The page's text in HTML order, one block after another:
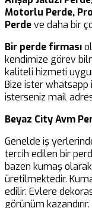
Motorlu Perde,
Perdeve daha bir
Bir perde firması
kendimize görev
kaliteli hizmeti
Bize ister whatsapp
isterseniz mail
Beyaz City Avm
Genelde iş
tercih edilen bir
bazen kumaş
üretilmektedir.
edilir. Evlere
görünüm kazandırır.